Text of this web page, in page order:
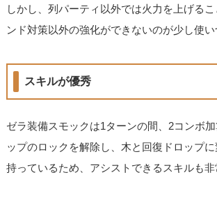
しかし、列パーティ以外では火力を上げる
ンド対策以外の強化ができないのが少し使い
スキルが優秀
ゼラ装備スモックは1ターンの間、2コンボ
ップのロックを解除し、木と回復ドロップ
持っているため、アシストできるスキルも非